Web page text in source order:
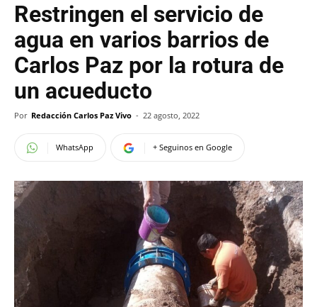
Restringen el servicio de
agua en varios barrios de
Carlos Paz por la rotura de
un acueducto
Por Redacción Carlos Paz Vivo - 22 agosto, 2022
WhatsApp + Seguinos en Google